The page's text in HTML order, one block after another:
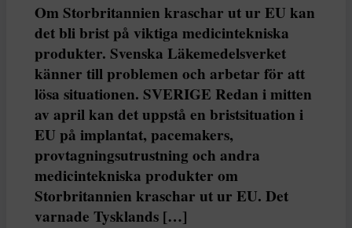
Om Storbritannien kraschar ut ur EU kan
det bli brist på viktiga medicintekniska
produkter. Svenska Läkemedelsverket
känner till problemen och arbetar för att
lösa situationen. SVERIGE Redan i mitten
av april kan det uppstå en bristsituation i
EU på implantat, pacemakers,
provtagningsutrustning och andra
medicintekniska produkter om
Storbritannien kraschar ut ur EU. Det
varnade Tysklands […]